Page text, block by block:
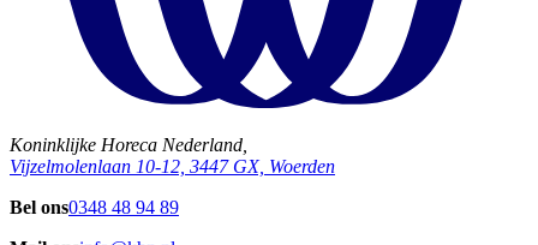
Koninklijke Horeca Nederland,
Vijzelmolenlaan 10-12, 3447 GX, Woerden
Bel ons0348 48 94 89